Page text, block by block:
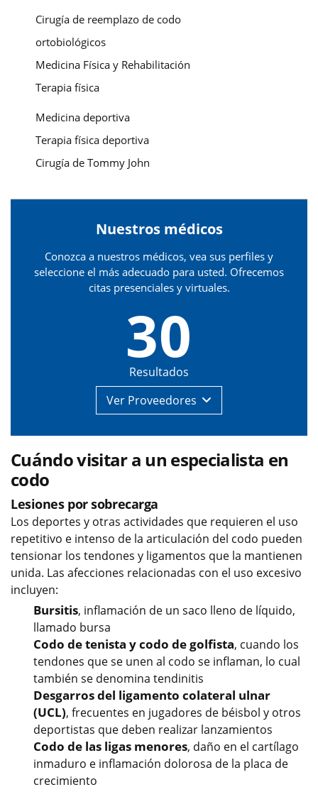
Cirugía de reemplazo de codo
ortobiológicos
Medicina Física y Rehabilitación
Terapia física
Medicina deportiva
Terapia física deportiva
Cirugía de Tommy John
30
Resultados
Ver Proveedores
Nuestros médicos
Conozca a nuestros médicos, vea sus perfiles y
seleccione el más adecuado para usted. Ofrecemos
citas presenciales y virtuales.
Cuándo visitar a un especialista en
codo
Lesiones por sobrecarga
Los deportes y otras actividades que requieren el uso
repetitivo e intenso de la articulación del codo pueden
tensionar los tendones y ligamentos que la mantienen
unida. Las afecciones relacionadas con el uso excesivo
incluyen:
Bursitis, inflamación de un saco lleno de líquido,
llamado bursa
Codo de tenista y codo de golfista, cuando los
tendones que se unen al codo se inflaman, lo cual
también se denomina tendinitis
Desgarros del ligamento colateral ulnar
(UCL), frecuentes en jugadores de béisbol y otros
deportistas que deben realizar lanzamientos
Codo de las ligas menores, daño en el cartílago
inmaduro e inflamación dolorosa de la placa de
crecimiento